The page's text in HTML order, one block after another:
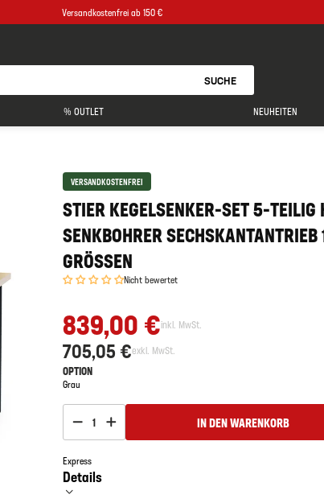
Versandkostenfrei ab 150 €
SUCHE
% OUTLET NEUHEITEN
VERSANDKOSTENFREI
STIER KEGELSENKER-SET 5-TEILIG
SENKBOHRER
GRÖSSEN
Nicht bewertet
839,00 €inkl. MwSt.
705,05 €exkl. MwSt.
OPTION
Grau
1 IN DEN WARENKORB
Express
Details